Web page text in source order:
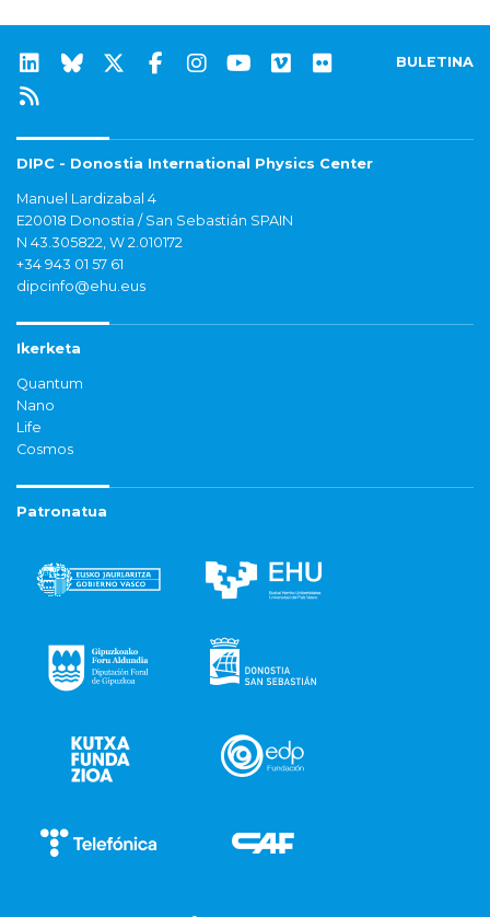
BULETINA
DIPC - Donostia International Physics Center
Manuel Lardizabal 4
E20018 Donostia / San Sebastián SPAIN
N 43.305822, W 2.010172
+34 943 01 57 61
dipcinfo@ehu.eus
Ikerketa
Quantum
Nano
Life
Cosmos
Patronatua